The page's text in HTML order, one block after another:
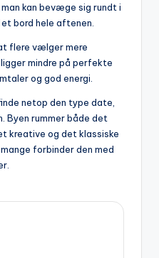
kan bevæge sig rundt i
bord hele aftenen.
flere vælger mere
mindre på perfekte
og god energi.
netop den type date,
Byen rummer både det
kreative og det klassiske
forbinder den med